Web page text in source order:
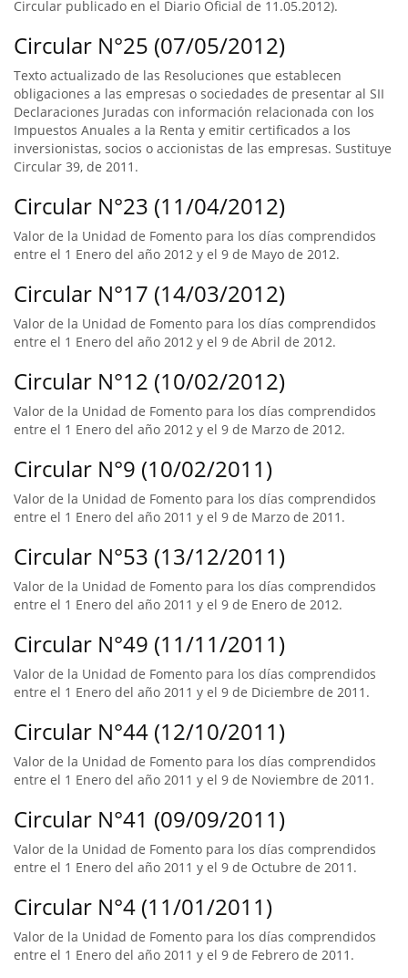
Circular publicado en el Diario Oficial de 11.05.2012).
Circular N°25 (07/05/2012)
Texto actualizado de las Resoluciones que establecen
obligaciones a las empresas o sociedades de presentar al SII
Declaraciones Juradas con información relacionada con los
Impuestos Anuales a la Renta y emitir certificados a los
inversionistas, socios o accionistas de las empresas. Sustituye
Circular 39, de 2011.
Circular N°23 (11/04/2012)
Valor de la Unidad de Fomento para los días comprendidos
entre el 1 Enero del año 2012 y el 9 de Mayo de 2012.
Circular N°17 (14/03/2012)
Valor de la Unidad de Fomento para los días comprendidos
entre el 1 Enero del año 2012 y el 9 de Abril de 2012.
Circular N°12 (10/02/2012)
Valor de la Unidad de Fomento para los días comprendidos
entre el 1 Enero del año 2012 y el 9 de Marzo de 2012.
Circular N°9 (10/02/2011)
Valor de la Unidad de Fomento para los días comprendidos
entre el 1 Enero del año 2011 y el 9 de Marzo de 2011.
Circular N°53 (13/12/2011)
Valor de la Unidad de Fomento para los días comprendidos
entre el 1 Enero del año 2011 y el 9 de Enero de 2012.
Circular N°49 (11/11/2011)
Valor de la Unidad de Fomento para los días comprendidos
entre el 1 Enero del año 2011 y el 9 de Diciembre de 2011.
Circular N°44 (12/10/2011)
Valor de la Unidad de Fomento para los días comprendidos
entre el 1 Enero del año 2011 y el 9 de Noviembre de 2011.
Circular N°41 (09/09/2011)
Valor de la Unidad de Fomento para los días comprendidos
entre el 1 Enero del año 2011 y el 9 de Octubre de 2011.
Circular N°4 (11/01/2011)
Valor de la Unidad de Fomento para los días comprendidos
entre el 1 Enero del año 2011 y el 9 de Febrero de 2011.